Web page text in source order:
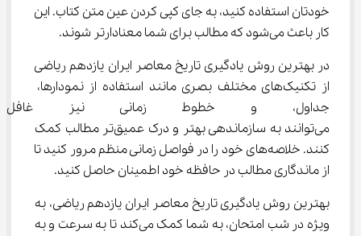
خودتان استفاده کنید، به جای کپی کردن عین متن کتاب. این
کار باعث می‌شود که مطالب برای شما معنادارتر شوند.
در بهترین روش یادگیری تاریخ معاصر ایران یازدهم ریاضی
از تکنیک‌های مختلف بصری مانند استفاده از نمودارها،
جداول، و خطوط زمانی نیز غافل
می‌توانند به سازماندهی بهتر و درک عمیق‌تر مطالب کمک
کنند. خلاصه‌های خود را در فواصل زمانی منظم مرور کنید تا
از ماندگاری مطالب در حافظه خود اطمینان حاصل کنید.
بهترین روش یادگیری تاریخ معاصر ایران یازدهم ریاضی، به
ویژه در شب امتحان، به شما کمک می‌کند تا به سرعت و به